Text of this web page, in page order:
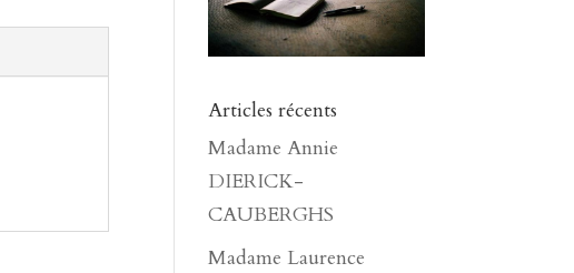
Articles récents
Madame Annie
DIERICK-
CAUBERGHS
Madame Laurence